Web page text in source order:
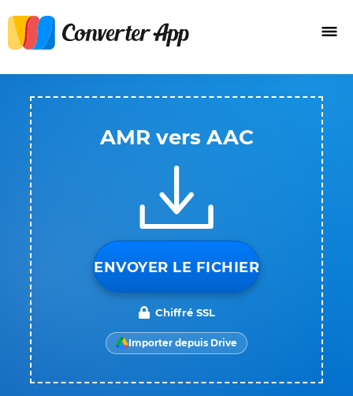
AMR vers AAC
ENVOYER LE FICHIER
Chiffré SSL
Importer depuis Drive